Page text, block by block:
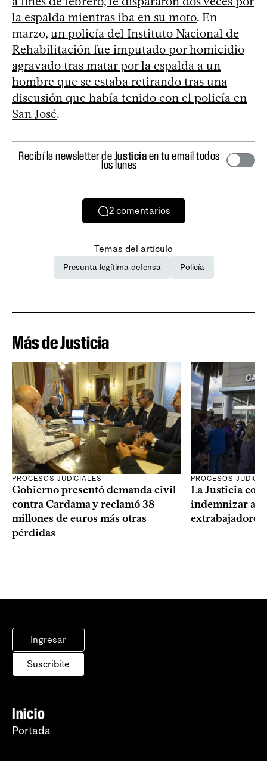
la espalda mientras iba en su moto. En
marzo, un policía del Instituto Nacional de
Rehabilitación fue imputado por homicidio
agravado tras matar por la espalda a un
hombre que se estaba retirando tras una
discusión que había tenido con el policía en
San José.
Recibí la newsletter deJusticiaen tu email todos
los lunes
2 comentarios
Temas del artículo
Presunta legítima defensa Policía
Más de Justicia
PROCESOS JUDICIALES
Gobierno presentó demanda civil
contra Cardama y reclamó 38
millones de euros más otras
pérdidas
PROCESOS
La Justicia
indemnizar a
extrabajadores
Ingresar
Suscribite
Inicio
Portada